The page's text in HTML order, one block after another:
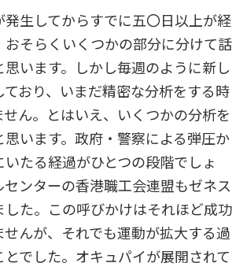
発生してからすでに五〇日以上が経
おそらくいくつかの部分に分けて話
思います。しかし毎週のように新し
ており、いまだ精密な分析をする時
ん。とはいえ、いくつかの分析を
います。政府・警察による弾圧か
いたる経過がひとつの段階でしょ
センターの香港職工会連盟もゼネス
した。この呼びかけはそれほど成功
せんが、それでも運動が拡大する過
でした。オキュパイが展開されて